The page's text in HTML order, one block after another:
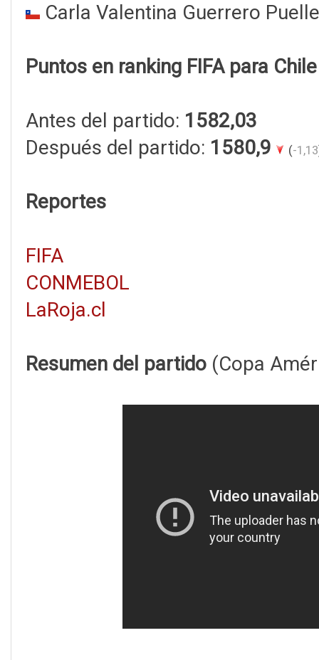
Carla Valentina Guerrero
Puntos en ranking FIFA para Chile
Antes del partido: 1582,03
Después del partido: 1580,9 (-1,13
Reportes
FIFA
CONMEBOL
LaRoja.cl
Resumen del partido (Copa